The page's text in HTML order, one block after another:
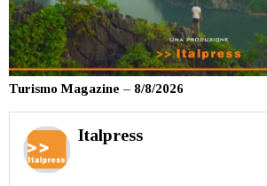
Turismo Magazine – 8/8/2026
Italpress